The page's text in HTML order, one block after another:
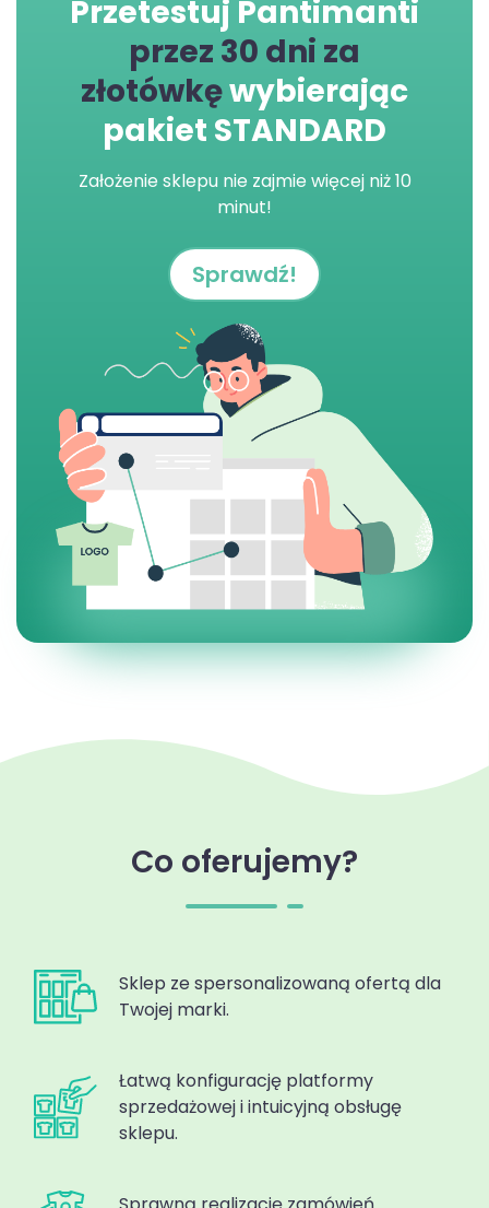
Przetestuj Pantimanti
przez 30 dni za
złotówkęwybierając
pakiet STANDARD
Założenie sklepu nie zajmie więcej niż 10
minut!
Sprawdź!
Co oferujemy?
Sklep ze spersonalizowaną ofertą dla
Twojej marki.
Łatwą konfigurację platformy
sprzedażowej i intuicyjną obsługę
sklepu.